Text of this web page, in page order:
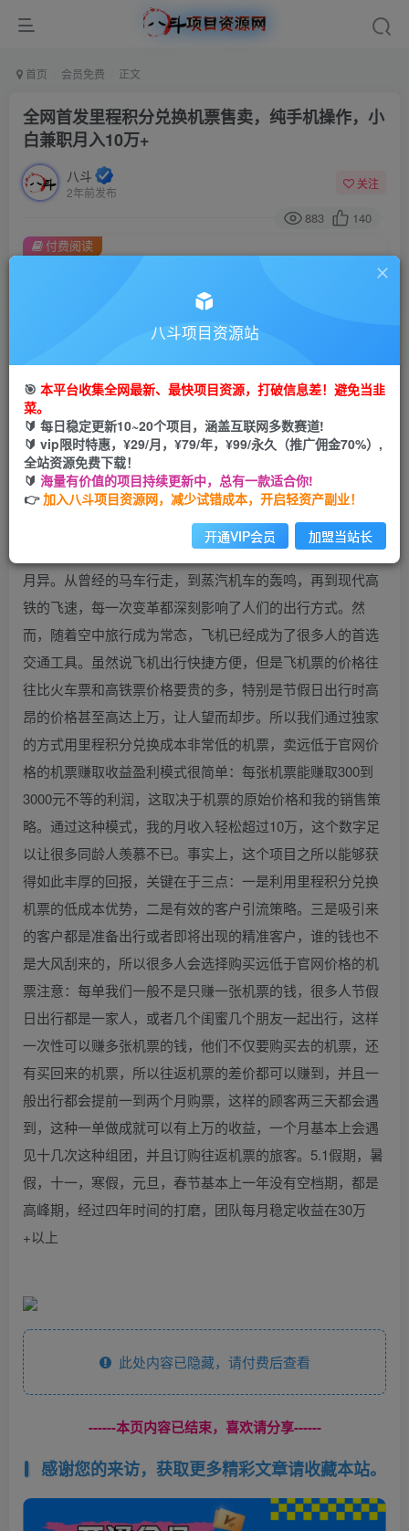
首页 会员免费 正文
全网首发里程积分兑换机票售卖，纯手机操作，小
白兼职月入10万+
八斗
2年前发布
关注
883 140
此内容为付费阅读，请付费后查看
金币9.9金币99
会员免费
您当前未登录！建议登陆后购买，可保存购买订单
付费阅读
在如今这个高速发展的时代，交通方式的变迁可以说是日新
月异。从曾经的马车行走，到蒸汽机车的轰鸣，再到现代高
铁的飞速，每一次变革都深刻影响了人们的出行方式。然
而，随着空中旅行成为常态，飞机已经成为了很多人的首选
交通工具。虽然说飞机出行快捷方便，但是飞机票的价格往
往比火车票和高铁票价格要贵的多，特别是节假日出行时高
昂的价格甚至高达上万，让人望而却步。所以我们通过独家
的方式用里程积分兑换成本非常低的机票，卖远低于官网价
格的机票赚取收益盈利模式很简单：每张机票能赚取300到
3000元不等的利润，这取决于机票的原始价格和我的销售策
略。通过这种模式，我的月收入轻松超过10万，这个数字足
以让很多同龄人羡慕不已。事实上，这个项目之所以能够获
得如此丰厚的回报，关键在于三点：一是利用里程积分兑换
机票的低成本优势，二是有效的客户引流策略。三是吸引来
的客户都是准备出行或者即将出现的精准客户，谁的钱也不
是大风刮来的，所以很多人会选择购买远低于官网价格的机
票注意：每单我们一般不是只赚一张机票的钱，很多人节假
日出行都是一家人，或者几个闺蜜几个朋友一起出行，这样
一次性可以赚多张机票的钱，他们不仅要购买去的机票，还
有买回来的机票，所以往返机票的差价都可以赚到，并且一
般出行都会提前一到两个月购票，这样的顾客两三天都会遇
到，这种一单做成就可以有上万的收益，一个月基本上会遇
见十几次这种组团，并且订购往返机票的旅客。5.1假期，暑
假，十一，寒假，元旦，春节基本上一年没有空档期，都是
高峰期，经过四年时间的打磨，团队每月稳定收益在30万
+以上
此处内容已隐藏，请付费后查看
------本页内容已结束，喜欢请分享------
感谢您的来访，获取更多精彩文章请收藏本站。
八斗项目资源站
🎯 本平台收集全网最新、最快项目资源，打破信息差！避免当韭
菜。
🔰 每日稳定更新10~20个项目，涵盖互联网多数赛道!
🔰 vip限时特惠，¥29/月，¥79/年，¥99/永久（推广佣金70%）,
全站资源免费下载！
🔰 海量有价值的项目持续更新中，总有一款适合你!
👉加入八斗项目资源网，减少试错成本，开启轻资产副业！
开通VIP会员 加盟当站长